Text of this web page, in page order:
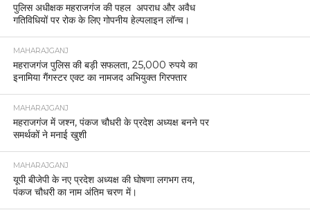
पुलिस अधीक्षक महराजगंज की पहल अपराध और अवैध
गतिविधियों पर रोक के लिए गोपनीय हेल्पलाइन लॉन्च।
MAHARAJGANJ
महराजगंज पुलिस की बड़ी सफलता, 25,000 रुपये का
इनामिया गैंगस्टर एक्ट का नामजद अभियुक्त गिरफ्तार
MAHARAJGANJ
महराजगंज में जश्न, पंकज चौधरी के प्रदेश अध्यक्ष बनने पर
समर्थकों ने मनाई खुशी
MAHARAJGANJ
यूपी बीजेपी के नए प्रदेश अध्यक्ष की घोषणा लगभग तय,
पंकज चौधरी का नाम अंतिम चरण में।